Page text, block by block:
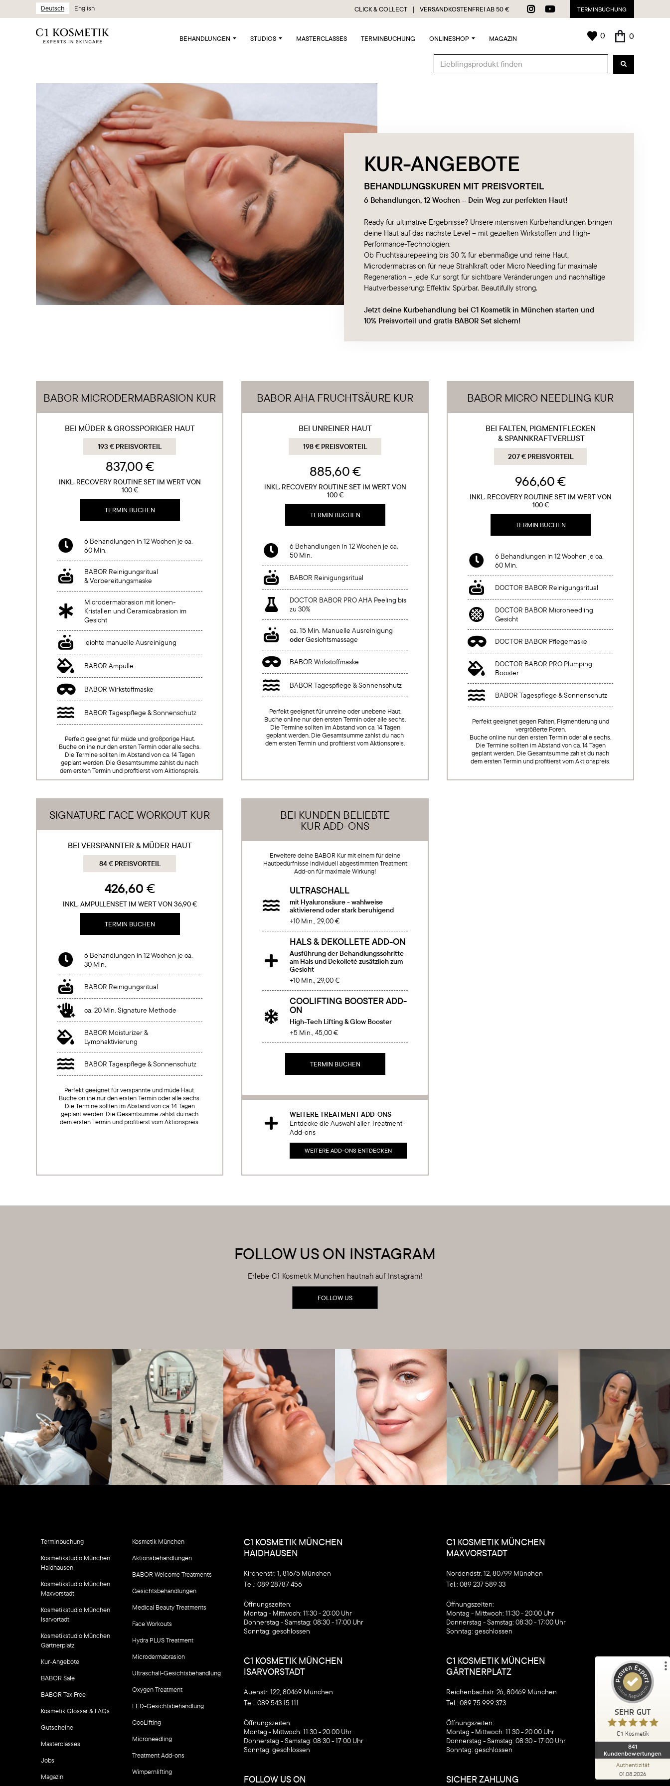
Deutsch English CLICK & COLLECT ｜ VERSANDKOSTENFREI AB 50 €   TERMINBUCHUNG
BEHANDLUNGEN STUDIOS MASTERCLASSES TERMINBUCHUNG ONLINESHOP MAGAZIN 0 0
KUR-ANGEBOTE
BEHANDLUNGSKUREN MIT PREISVORTEIL
6 Behandlungen, 12 Wochen – Dein Weg zur perfekten Haut!
Ready für ultimative Ergebnisse? Unsere intensiven Kurbehandlungen bringen
deine Haut auf das nächste Level – mit gezielten Wirkstoffen und High-
Performance-Technologien.
Ob Fruchtsäurepeeling bis 30 % für ebenmäßige und reine Haut,
Microdermabrasion für neue Strahlkraft oder Micro Needling für maximale
Regeneration – jede Kur sorgt für sichtbare Veränderungen und nachhaltige
Hautverbesserung: Effektiv. Spürbar. Beautifully strong.
Jetzt deine Kurbehandlung bei C1 Kosmetik in München starten und
10% Preisvorteil und gratis BABOR Set sichern!
BABOR MICRODERMABRASION KUR
BEI MÜDER & GROSSPORIGER HAUT
193 € PREISVORTEIL
837,00 €
INKL. RECOVERY ROUTINE SET IM WERT VON
100 €
TERMIN BUCHEN

6 Behandlungen in 12 Wochen je ca.
60 Min.

BABOR Reinigungsritual
& Vorbereitungsmaske

Microdermabrasion mit Ionen-
Kristallen und Ceramicabrasion im
Gesicht
 leichte manuelle Ausreinigung
 BABOR Ampulle
 BABOR Wirkstoffmaske
 BABOR Tagespflege & Sonnenschutz
Perfekt geeignet für müde und großporige Haut.
Buche online nur den ersten Termin oder alle sechs.
Die Termine sollten im Abstand von ca. 14 Tagen
geplant werden. Die Gesamtsumme zahlst du nach
dem ersten Termin und profitierst vom Aktionspreis.
BABOR AHA FRUCHTSÄURE KUR
BEI UNREINER HAUT
198 € PREISVORTEIL
885,60 €
INKL. RECOVERY ROUTINE SET IM WERT VON
100 €
TERMIN BUCHEN

6 Behandlungen in 12 Wochen je ca.
50 Min.
 BABOR Reinigungsritual

DOCTOR BABOR PRO AHA Peeling bis
zu 30%

ca. 15 Min. Manuelle Ausreinigung
oderGesichtsmassage
 BABOR Wirkstoffmaske
 BABOR Tagespflege & Sonnenschutz
Perfekt geeignet für unreine oder unebene Haut.
Buche online nur den ersten Termin oder alle sechs.
Die Termine sollten im Abstand von ca. 14 Tagen
geplant werden. Die Gesamtsumme zahlst du nach
dem ersten Termin und profitierst vom Aktionspreis.
BABOR MICRO NEEDLING KUR
BEI FALTEN, PIGMENTFLECKEN
& SPANNKRAFTVERLUST
207 € PREISVORTEIL
966,60 €
INKL. RECOVERY ROUTINE SET IM WERT VON
100 €
TERMIN BUCHEN

6 Behandlungen in 12 Wochen je ca.
60 Min.
 DOCTOR BABOR Reinigungsritual

DOCTOR BABOR Microneedling
Gesicht
 DOCTOR BABOR Pflegemaske

DOCTOR BABOR PRO Plumping
Booster
 BABOR Tagespflege & Sonnenschutz
Perfekt geeignet gegen Falten, Pigmentierung und
vergrößerte Poren.
Buche online nur den ersten Termin oder alle sechs.
Die Termine sollten im Abstand von ca. 14 Tagen
geplant werden. Die Gesamtsumme zahlst du nach
dem ersten Termin und profitierst vom Aktionspreis.
SIGNATURE FACE WORKOUT KUR
BEI VERSPANNTER & MÜDER HAUT
84 € PREISVORTEIL
426,60 €
INKL. AMPULLENSET IM WERT VON 36,90 €
TERMIN BUCHEN

6 Behandlungen in 12 Wochen je ca.
30 Min.
 BABOR Reinigungsritual
 ca. 20 Min. Signature Methode

BABOR Moisturizer &
Lymphaktivierung
 BABOR Tagespflege & Sonnenschutz
Perfekt geeignet für verspannte und müde Haut.
Buche online nur den ersten Termin oder alle sechs.
Die Termine sollten im Abstand von ca. 14 Tagen
geplant werden. Die Gesamtsumme zahlst du nach
dem ersten Termin und profitierst vom Aktionspreis.
BEI KUNDEN BELIEBTE
KUR ADD-ONS
Erweitere deine BABOR Kur mit einem für deine
Hautbedürfnisse individuell abgestimmten Treatment
Add-on für maximale Wirkung!

ULTRASCHALL
mit Hyaluronsäure - wahlweise
aktivierend oder stark beruhigend
+10 Min., 29,00 €

HALS & DEKOLLETE ADD-ON
Ausführung der Behandlungsschritte
am Hals und Dekolleté zusätzlich zum
Gesicht
+10 Min., 29,00 €

COOLIFTING BOOSTER ADD-
ON
High-Tech Lifting & Glow Booster
+5 Min., 45,00 €
TERMIN BUCHEN

WEITERE TREATMENT ADD-ONS
Entdecke die Auswahl aller Treatment-
Add-ons
WEITERE ADD-ONS ENTDECKEN
FOLLOW US ON INSTAGRAM
Erlebe C1 Kosmetik München hautnah auf Instagram!
FOLLOW US
Terminbuchung
Kosmetikstudio München
Haidhausen
Kosmetikstudio München
Maxvorstadt
Kosmetikstudio München
Isarvortadt
Kosmetikstudio München
Gärtnerplatz
Kur-Angebote
BABOR Sale
BABOR Tax Free
Kosmetik Glossar & FAQs
Gutscheine
Masterclasses
Jobs
Magazin
Kosmetik München
Aktionsbehandlungen
BABOR Welcome Treatments
Gesichtsbehandlungen
Medical Beauty Treatments
Face Workouts
Hydra PLUS Treatment
Microdermabrasion
Ultraschall-Gesichtsbehandlung
Oxygen Treatment
LED-Gesichtsbehandlung
CooLifting
Microneedling
Treatment Add-ons
Wimpernlifting
C1 KOSMETIK MÜNCHEN
HAIDHAUSEN
Kirchenstr. 1, 81675 München
Tel.: 089 28787 456
‍Öffnungszeiten:
Montag - Mittwoch: 11:30 - 20:00 Uhr
Donnerstag - Samstag: 08:30 - 17:00 Uhr
Sonntag: geschlossen
C1 KOSMETIK MÜNCHEN
ISARVORSTADT
Auenstr. 122, 80469 München
Tel.: 089 543 15 111
‍Öffnungszeiten:
Montag - Mittwoch: 11:30 - 20:00 Uhr
Donnerstag - Samstag: 08:30 - 17:00 Uhr
Sonntag: geschlossen
FOLLOW US ON
C1 KOSMETIK MÜNCHEN
MAXVORSTADT
Nordendstr. 12, 80799 München
Tel.:089 237 589 33
‍Öffnungszeiten:
Montag - Mittwoch: 11:30 - 20:00 Uhr
Donnerstag - Samstag: 08:30 - 17:00 Uhr
Sonntag: geschlossen
C1 KOSMETIK MÜNCHEN
GÄRTNERPLATZ
Reichenbachstr. 26, 80469 München
Tel.:089 75 999 373
‍Öffnungszeiten:
Montag - Mittwoch: 11:30 - 20:00 Uhr
Donnerstag - Samstag: 08:30 - 17:00 Uhr
Sonntag: geschlossen
SICHER ZAHLUNG
SEHR GUT
C1 Kosmetik
841
Kundenbewertungen
Authentizität
01.08.2026
SEHR GUT
1
Bewertung auf
ProvenExpert.com
Blick aufs ProvenExpert-Profil werfen
Anonym
Ich habe meine Behandlung in der
Isarvorstadt bei der Giorgia gemacht, zwei
Mal schon und beide Male super z...